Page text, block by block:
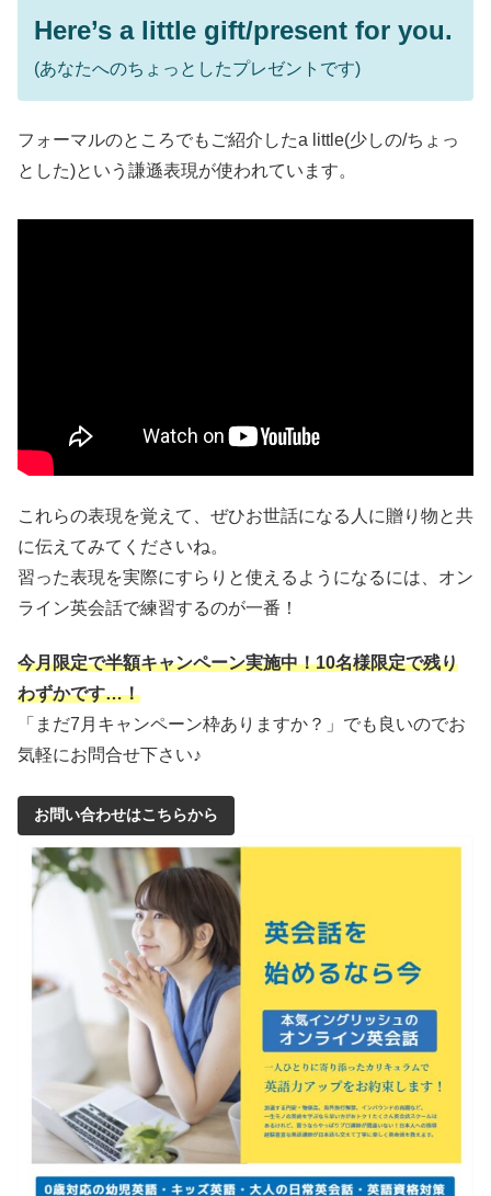
Here’s a little gift/present for you.
(あなたへのちょっとしたプレゼントです)
フォーマルのところでもご紹介したa little(少しの/ちょっ
とした)という謙遜表現が使われています。
これらの表現を覚えて、ぜひお世話になる人に贈り物と共
に伝えてみてくださいね。
習った表現を実際にすらりと使えるようになるには、オン
ライン英会話で練習するのが一番！
今月限定で半額キャンペーン実施中！10名様限定で残り
わずかです…！
「まだ7月キャンペーン枠ありますか？」でも良いのでお
気軽にお問合せ下さい♪
お問い合わせはこちらから